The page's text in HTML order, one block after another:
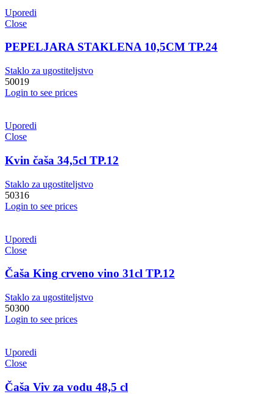
Uporedi
Close
PEPELJARA STAKLENA 10,5CM TP.24
Staklo za ugostiteljstvo
50019
Login to see prices
Uporedi
Close
Kvin čaša 34,5cl TP.12
Staklo za ugostiteljstvo
50316
Login to see prices
Uporedi
Close
Čaša King crveno vino 31cl TP.12
Staklo za ugostiteljstvo
50300
Login to see prices
Uporedi
Close
Čaša Viv za vodu 48,5 cl